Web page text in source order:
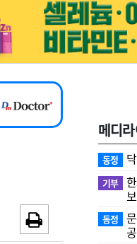
공시 지
메디
동정
기부
동정